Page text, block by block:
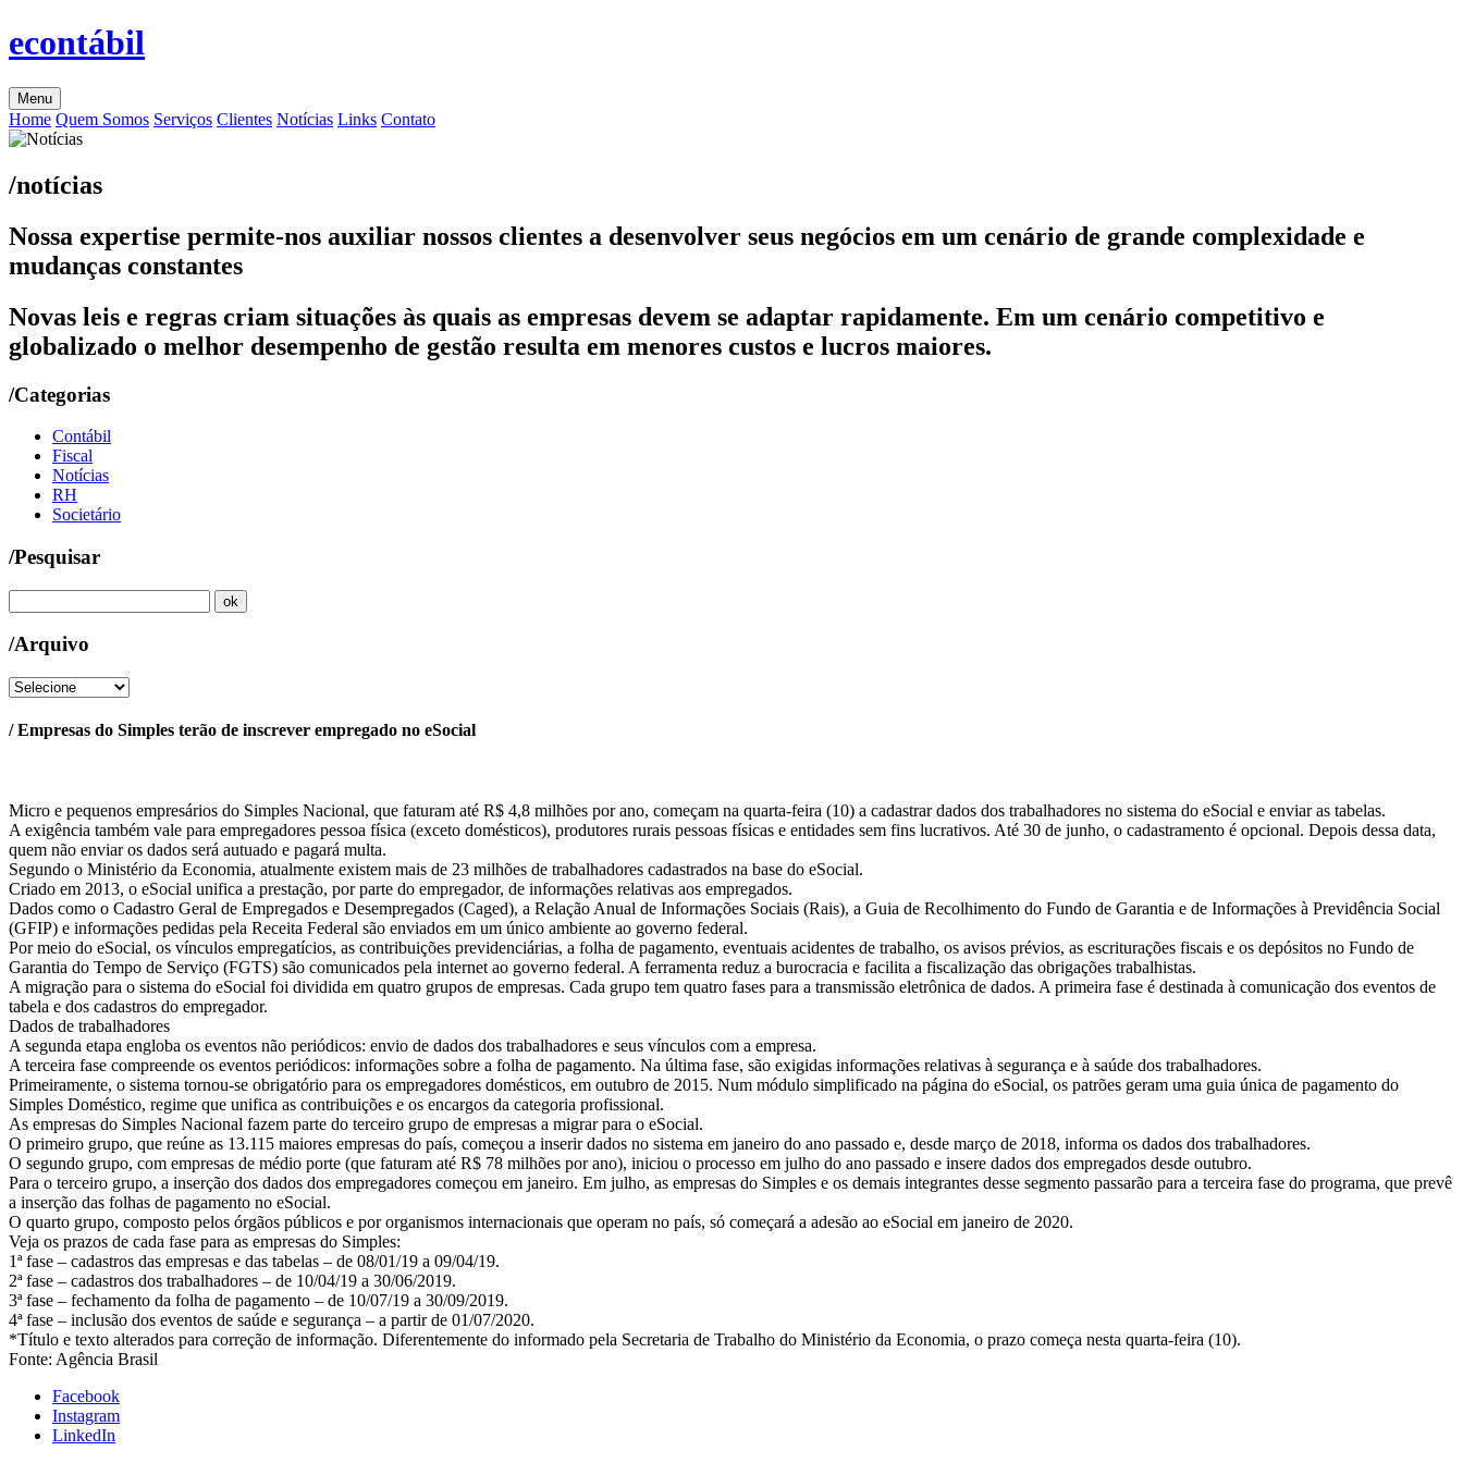
econtábil
Menu
Home Quem Somos Serviços Clientes Notícias Links Contato
/notícias
Nossa expertise permite-nos auxiliar nossos clientes a desenvolver seus negócios em um cenário de grande complexidade e
mudanças constantes
Novas leis e regras criam situações às quais as empresas devem se adaptar rapidamente. Em um cenário competitivo e
globalizado o melhor desempenho de gestão resulta em menores custos e lucros maiores.
/Categorias
Contábil
Fiscal
Notícias
RH
Societário
/Pesquisar
/Arquivo
/ Empresas do Simples terão de inscrever empregado no eSocial
Micro e pequenos empresários do Simples Nacional, que faturam até R$ 4,8 milhões por ano, começam na quarta-feira (10) a cadastrar dados dos trabalhadores no sistema do eSocial e enviar as tabelas.
A exigência também vale para empregadores pessoa física (exceto domésticos), produtores rurais pessoas físicas e entidades sem fins lucrativos. Até 30 de junho, o cadastramento é opcional. Depois dessa data,
quem não enviar os dados será autuado e pagará multa.
Segundo o Ministério da Economia, atualmente existem mais de 23 milhões de trabalhadores cadastrados na base do eSocial.
Criado em 2013, o eSocial unifica a prestação, por parte do empregador, de informações relativas aos empregados.
Dados como o Cadastro Geral de Empregados e Desempregados (Caged), a Relação Anual de Informações Sociais (Rais), a Guia de Recolhimento do Fundo de Garantia e de Informações à Previdência Social
(GFIP) e informações pedidas pela Receita Federal são enviados em um único ambiente ao governo federal.
Por meio do eSocial, os vínculos empregatícios, as contribuições previdenciárias, a folha de pagamento, eventuais acidentes de trabalho, os avisos prévios, as escriturações fiscais e os depósitos no Fundo de
Garantia do Tempo de Serviço (FGTS) são comunicados pela internet ao governo federal. A ferramenta reduz a burocracia e facilita a fiscalização das obrigações trabalhistas.
A migração para o sistema do eSocial foi dividida em quatro grupos de empresas. Cada grupo tem quatro fases para a transmissão eletrônica de dados. A primeira fase é destinada à comunicação dos eventos de
tabela e dos cadastros do empregador.
Dados de trabalhadores
A segunda etapa engloba os eventos não periódicos: envio de dados dos trabalhadores e seus vínculos com a empresa.
A terceira fase compreende os eventos periódicos: informações sobre a folha de pagamento. Na última fase, são exigidas informações relativas à segurança e à saúde dos trabalhadores.
Primeiramente, o sistema tornou-se obrigatório para os empregadores domésticos, em outubro de 2015. Num módulo simplificado na página do eSocial, os patrões geram uma guia única de pagamento do
Simples Doméstico, regime que unifica as contribuições e os encargos da categoria profissional.
As empresas do Simples Nacional fazem parte do terceiro grupo de empresas a migrar para o eSocial.
O primeiro grupo, que reúne as 13.115 maiores empresas do país, começou a inserir dados no sistema em janeiro do ano passado e, desde março de 2018, informa os dados dos trabalhadores.
O segundo grupo, com empresas de médio porte (que faturam até R$ 78 milhões por ano), iniciou o processo em julho do ano passado e insere dados dos empregados desde outubro.
Para o terceiro grupo, a inserção dos dados dos empregadores começou em janeiro. Em julho, as empresas do Simples e os demais integrantes desse segmento passarão para a terceira fase do programa, que prevê
a inserção das folhas de pagamento no eSocial.
O quarto grupo, composto pelos órgãos públicos e por organismos internacionais que operam no país, só começará a adesão ao eSocial em janeiro de 2020.
Veja os prazos de cada fase para as empresas do Simples:
1ª fase – cadastros das empresas e das tabelas – de 08/01/19 a 09/04/19.
2ª fase – cadastros dos trabalhadores – de 10/04/19 a 30/06/2019.
3ª fase – fechamento da folha de pagamento – de 10/07/19 a 30/09/2019.
4ª fase – inclusão dos eventos de saúde e segurança – a partir de 01/07/2020.
*Título e texto alterados para correção de informação. Diferentemente do informado pela Secretaria de Trabalho do Ministério da Economia, o prazo começa nesta quarta-feira (10).
Fonte: Agência Brasil
Facebook
Instagram
LinkedIn